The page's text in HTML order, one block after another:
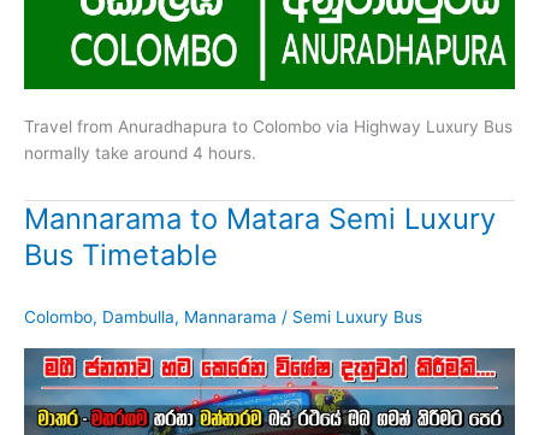
Travel from Anuradhapura to Colombo via Highway Luxury Bus
normally take around 4 hours.
Mannarama to Matara Semi Luxury
Bus Timetable
Colombo, Dambulla, Mannarama / Semi Luxury Bus